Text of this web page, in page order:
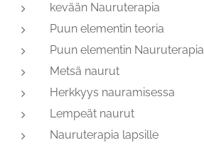
kevään Nauruterapia
Puun elementin teoria
Puun elementin Nauruterapia
Metsä naurut
Herkkyys nauramisessa
Lempeät naurut
Nauruterapia lapsille